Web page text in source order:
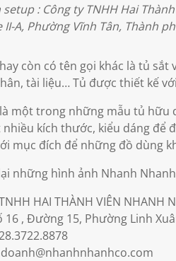
setup : Công ty TNHH Hai
II-A, Phường Vĩnh Tân, Thành
còn có tên gọi khác là tủ
tài liệu… Tủ được thiết kế
một trong những mẫu tủ hữu
nhiều kích thước, kiểu dáng để
mục đích để những đồ dùng
những hình ảnh Nhanh
HAI THÀNH VIÊN NHANH
16 , Đường 15, Phường Linh